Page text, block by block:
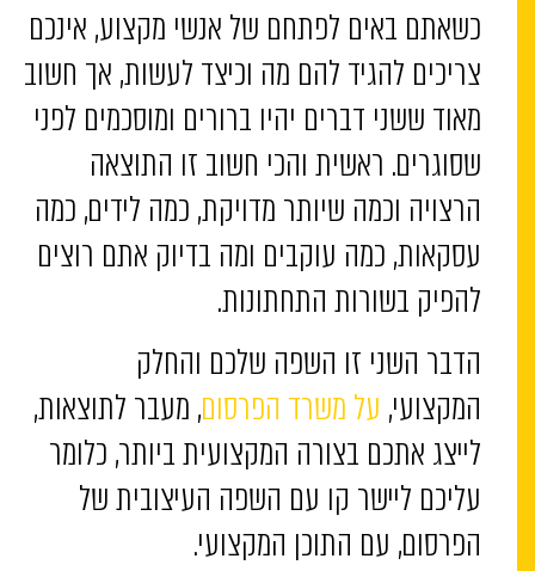
כשאתם באים לפתחם של אנשי מקצוע, אינכם
צריכים להגיד להם מה וכיצד לעשות, אך חשוב
מאוד ששני דברים יהיו ברורים ומוסכמים לפני
שסוגרים. ראשית והכי חשוב זו התוצאה
הרצויה וכמה שיותר מדויקת, כמה לידים, כמה
עסקאות, כמה עוקבים ומה בדיוק אתם רוצים
להפיק בשורות התחתונות.
הדבר השני זו השפה שלכם והחלק
המקצועי, על משרד הפרסום, מעבר לתוצאות,
לייצג אתכם בצורה המקצועית ביותר, כלומר
עליכם ליישר קו עם השפה העיצובית של
הפרסום, עם התוכן המקצועי.